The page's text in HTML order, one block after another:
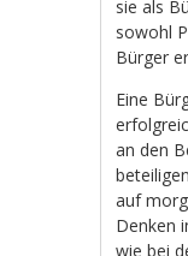
sie als
sowohl
Bürger
Eine
an den
auf
Denken
wie bei